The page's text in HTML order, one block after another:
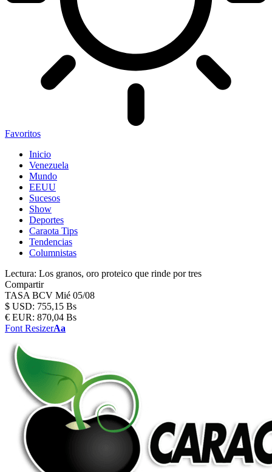
Favoritos
Inicio
Venezuela
Mundo
EEUU
Sucesos
Show
Deportes
Caraota Tips
Tendencias
Columnistas
Lectura: Los granos, oro proteico que rinde por tres
Compartir
TASA BCV Mié 05/08
$ USD: 755,15 Bs
€ EUR: 870,04 Bs
Font ResizerAa